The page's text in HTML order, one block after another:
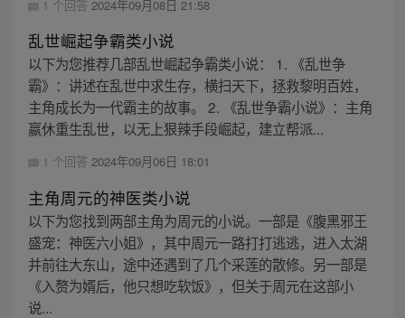
1 个回答 2024年09月08日 21:58
乱世崛起争霸类小说
以下为您推荐几部乱世崛起争霸类小说： 1. 《乱世争
霸》：讲述在乱世中求生存，横扫天下，拯救黎明百姓，
主角成长为一代霸主的故事。 2. 《乱世争霸小说》：主角
嬴休重生乱世，以无上狠辣手段崛起，建立帮派...
1 个回答 2024年09月06日 18:01
主角周元的神医类小说
以下为您找到两部主角为周元的小说。一部是《腹黑邪王
盛宠：神医六小姐》，其中周元一路打打逃逃，进入太湖
并前往大东山，途中还遇到了几个采莲的散修。另一部是
《入赘为婿后，他只想吃软饭》，但关于周元在这部小
说...